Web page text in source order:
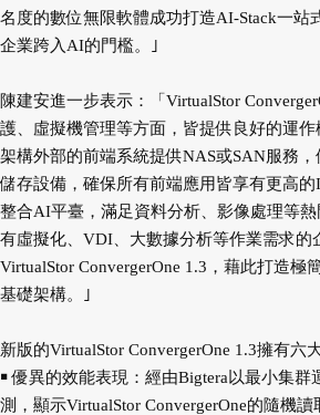
名度的數位無限軟體成功打造AI-Stack一站
企業跨入AI的門檻。｣
陳建安進一步表示：「VirtualStor
護、虛擬機管理等方面，皆提供良好的運
架構外部的前端系統提供NAS或SAN服務
儲存設備，確保所有前端應用皆享有更高
整合AI平臺，滿足資料分析、影像處理等
有虛擬化、VDI、大數據分析等作業需求的
VirtualStor ConvergerOne 1.3，藉此打造極
基礎架構。｣
新版的VirtualStor ConvergerOne 1.3擁有六
￭ 優異的效能表現：經由Bigtera以最小集群
測，顯示VirtualStor ConvergerOne的隨機讀